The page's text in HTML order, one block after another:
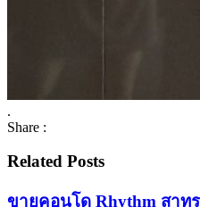
.
Share :
Related Posts
ขายคอนโด Rhythm สาท